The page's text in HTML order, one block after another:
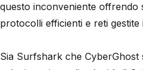
questo inconveniente offrendo
protocolli efficienti e reti gestite
Sia Surfshark che CyberGhost